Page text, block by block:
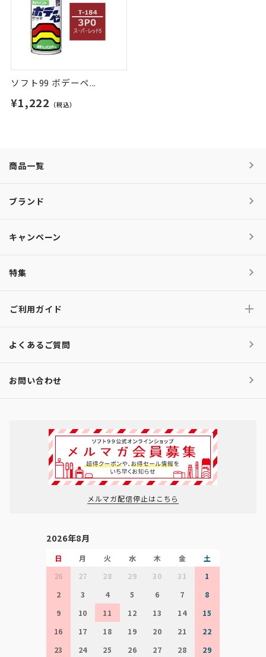
ソフト99 ボデーペ...
¥1,222 （税込）
商品一覧
ブランド
キャンペーン
特集
ご利用ガイド
よくあるご質問
お問い合わせ
メルマガ配信停止はこちら
2026年8月
日 月 火 水 木 金
土
26
27 28 29 30 31
1
2
3 4 5 6 7
8
9
10 11 12 13 14
15
16
17 18 19 20 21
22
23
24 25 26 27 28 29